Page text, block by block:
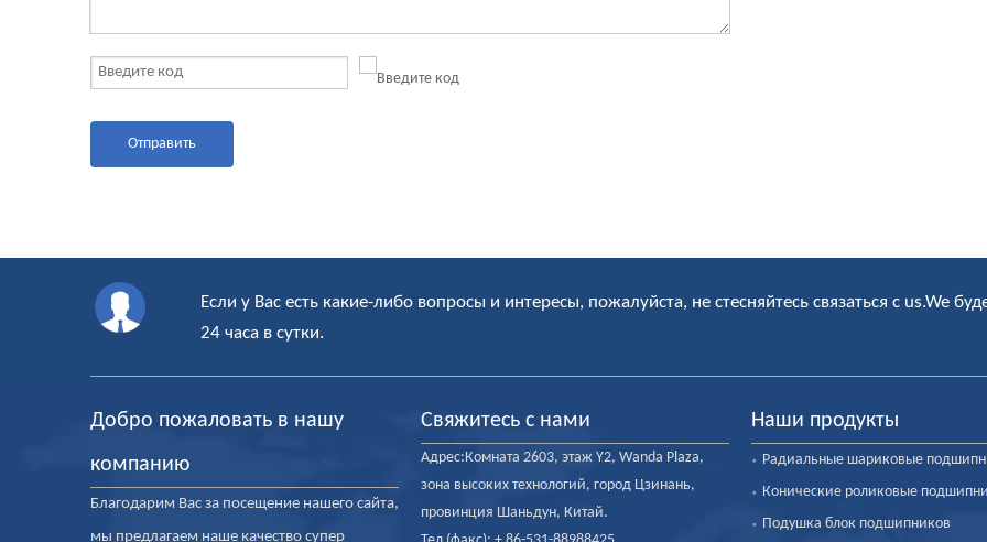
Отправить
Если у Вас есть какие-либо вопросы и интересы, пожалуйста, не стесняйтесь связаться с us.We
24 часа в сутки.
Добро пожаловать в нашу
компанию
Благодарим Вас за посещение нашего сайта,
мы предлагаем наше качество супер
Свяжитесь с нами
Адрес:Комната 2603, этаж Y2, Wanda Plaza,
зона высоких технологий, город Цзинань,
провинция Шаньдун, Китай.
Наши продукты
Радиальные шариковые
Конические роликовые
Подушка блок подшипников